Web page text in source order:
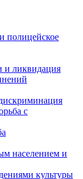
полицейское
и ликвидация
с
населением и
культуры